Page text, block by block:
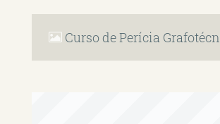
Curso de Perícia